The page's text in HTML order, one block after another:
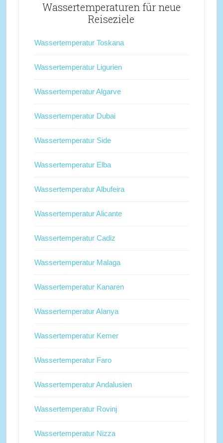
Wassertemperaturen für neue
Reiseziele
Wassertemperatur Toskana
Wassertemperatur Ligurien
Wassertemperatur Algarve
Wassertemperatur Dubai
Wassertemperatur Side
Wassertemperatur Elba
Wassertemperatur Albufeira
Wassertemperatur Alicante
Wassertemperatur Cadiz
Wassertemperatur Malaga
Wassertemperatur Kanaren
Wassertemperatur Alanya
Wassertemperatur Kemer
Wassertemperatur Faro
Wassertemperatur Andalusien
Wassertemperatur Rovinj
Wassertemperatur Nizza